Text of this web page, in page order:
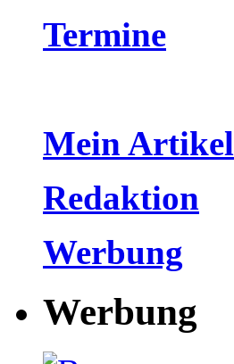
Termine
Mein Artikel
Redaktion
Werbung
Werbung